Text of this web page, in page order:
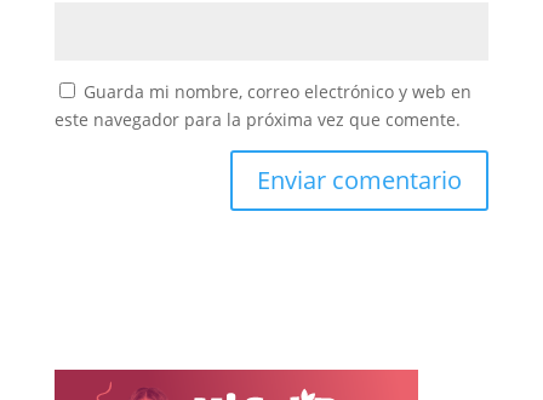
Guarda mi nombre, correo electrónico y web en
este navegador para la próxima vez que comente.